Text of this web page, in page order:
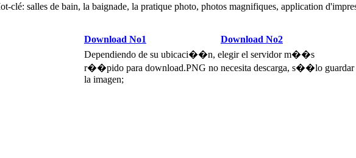
clé: salles de bain, la baignade, la pratique photo, photos magnifiques, application
Download No1
Download No2
Dependiendo de su ubicaci��n, elegir el servidor m��s
r��pido para download.PNG no necesita descarga, s��lo guardar
la imagen;